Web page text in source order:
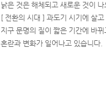
낡은 것은 해체되고 새로운 것이 나
[ 전환의 시대 ] 과도기 시기에 살고
지구 문명의 질이 짧은 기간에 바
혼란과 변화가 일어나고 있습니다.